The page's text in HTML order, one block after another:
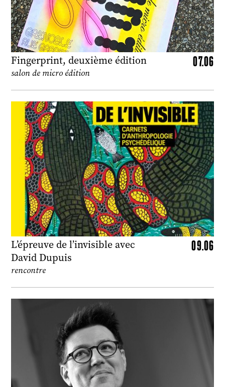
Fingerprint, deuxième édition 07.06
salon de micro édition
L’épreuve de l’invisible avec
David Dupuis
09.06
rencontre